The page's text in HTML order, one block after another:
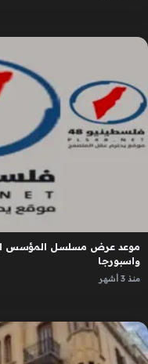
واسبورجا
منذ 3 أشهر